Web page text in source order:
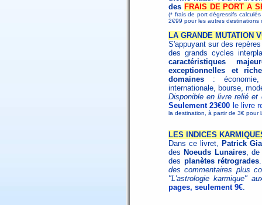
des FRAIS DE PORT A
(* frais de port dégressifs
2€99 pour les autres destinations
LA GRANDE MUTATION
S'appuyant sur des
des grands cycles
caractéristiques
exceptionnelles et
domaines : économie,
internationale, bourse,
Disponible en livre relié et
Seulement 23€00 le livre
la destination, à partir de 3€ pour
LES INDICES
Dans ce livret, Patrick
des Noeuds Lunaires,
des planètes rétrogrades
des commentaires plus
"L'astrologie karmique"
pages, seulement 9€.